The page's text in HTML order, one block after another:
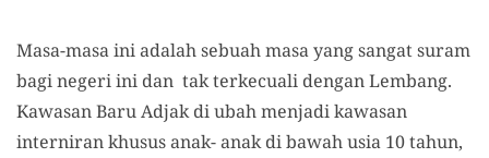
Masa-masa ini adalah sebuah masa yang sangat suram
bagi negeri ini dan tak terkecuali dengan Lembang.
Kawasan Baru Adjak di ubah menjadi kawasan
interniran khusus anak- anak di bawah usia 10 tahun,